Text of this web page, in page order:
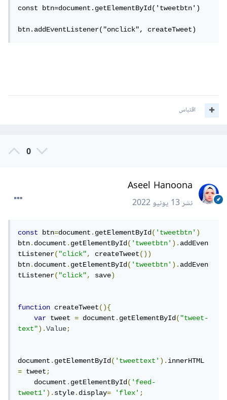
const btn=document.getElementById('tweetbtn')
btn.addEventListener("onclick", createTweet)
اقتباس
0
Aseel Hanoona
نشر13 يونيو 2022
const btn=document.getElementById('tweetbtn')
btn.document.getElementById('tweetbtn').addEven
tListener("click", createTweet())
btn.document.getElementById('tweetbtn').addEven
tListener("click", save)
function createTweet(){
var tweet = document.getElementById("tweet-
text").Value;
document.getElementById('tweettext').
= tweet;
    document
.getElementById('feed-
tweet1').style.display= 'flex';